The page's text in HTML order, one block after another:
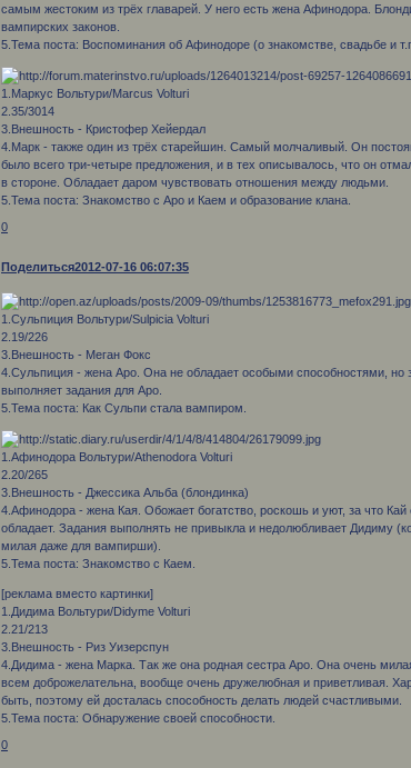
самым жестоким из трёх главарей. У него есть жена Афинодора.
вампирских законов.
5.Тема поста: Воспоминания об Афинодоре (о знакомстве, свадьбе и
1.Маркус Вольтури/Marcus Volturi
2.35/3014
3.Внешность - Кристофер Хейердал
4.Марк - также один из трёх старейшин. Самый молчаливый. Он
было всего три-четыре предложения, и в тех описывалось, что он
в стороне. Обладает даром чувствовать отношения между людьми.
5.Тема поста: Знакомство с Аро и Каем и образование клана.
0
Поделиться2012-07-16 06:07:35
1.Сульпиция Вольтури/Sulpicia Volturi
2.19/226
3.Внешность - Меган Фокс
4.Сульпиция - жена Аро. Она не обладает особыми способностями, но
выполняет задания для Аро.
5.Тема поста: Как Сульпи стала вампиром.
1.Афинодора Вольтури/Athenodora Volturi
2.20/265
3.Внешность - Джессика Альба (блондинка)
4.Афинодора - жена Кая. Обожает богатство, роскошь и уют, за что
обладает. Задания выполнять не привыкла и недолюбливает Дидиму
милая даже для вампирши).
5.Тема поста: Знакомство с Каем.
[реклама вместо картинки]
1.Дидима Вольтури/Didyme Volturi
2.21/213
3.Внешность - Риз Уизерспун
4.Дидима - жена Марка. Так же она родная сестра Аро. Она очень
всем доброжелательна, вообще очень дружелюбная и приветливая.
быть, поэтому ей досталась способность делать людей счастливыми.
5.Тема поста: Обнаружение своей способности.
0